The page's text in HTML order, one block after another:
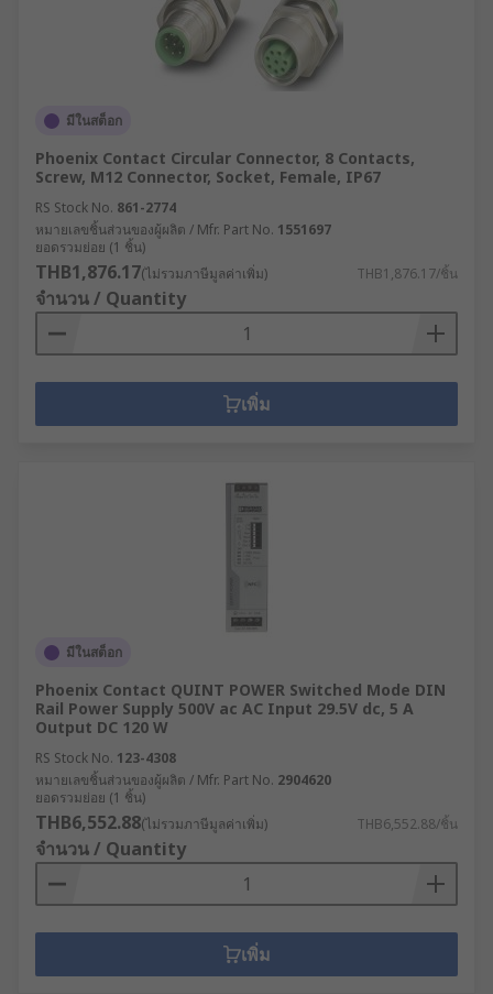
มีในสต็อก
Phoenix Contact Circular Connector, 8 Contacts,
Screw, M12 Connector, Socket, Female, IP67
RS Stock No. 861-2774
หมายเลขชิ้นส่วนของผู้ผลิต / Mfr. Part No. 1551697
ยอดรวมย่อย (1 ชิ้น)
THB1,876.17(ไม่รวมภาษีมูลค่าเพิ่ม) THB1,876.17/ชิ้น
จำนวน / Quantity
เพิ่ม
มีในสต็อก
Phoenix Contact QUINT POWER Switched Mode DIN
Rail Power Supply 500V ac AC Input 29.5V dc, 5 A
Output DC 120 W
RS Stock No. 123-4308
หมายเลขชิ้นส่วนของผู้ผลิต / Mfr. Part No. 2904620
ยอดรวมย่อย (1 ชิ้น)
THB6,552.88(ไม่รวมภาษีมูลค่าเพิ่ม) THB6,552.88/ชิ้น
จำนวน / Quantity
เพิ่ม